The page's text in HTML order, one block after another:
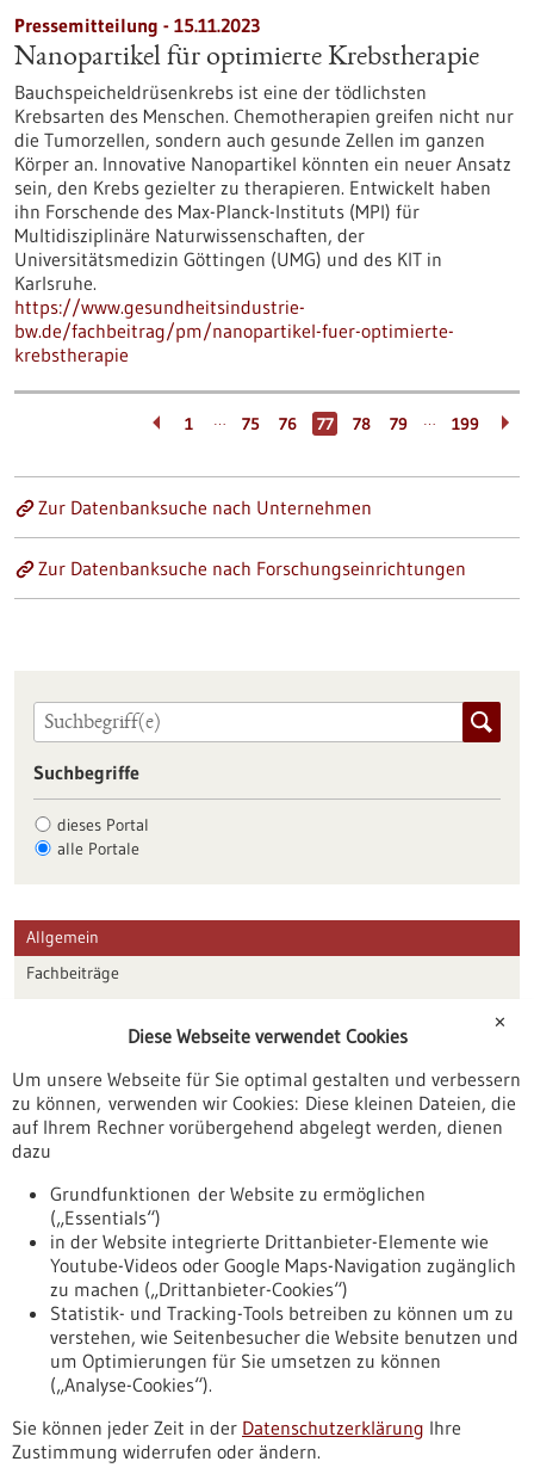
Pressemitteilung - 15.11.2023
Nanopartikel für optimierte Krebstherapie
Bauchspeicheldrüsenkrebs ist eine der tödlichsten
Krebsarten des Menschen. Chemotherapien greifen nicht nur
die Tumorzellen, sondern auch gesunde Zellen im ganzen
Körper an. Innovative Nanopartikel könnten ein neuer Ansatz
sein, den Krebs gezielter zu therapieren. Entwickelt haben
ihn Forschende des Max-Planck-Instituts (MPI) für
Multidisziplinäre Naturwissenschaften, der
Universitätsmedizin Göttingen (UMG) und des KIT in
Karlsruhe.
https://www.gesundheitsindustrie-
bw.de/fachbeitrag/pm/nanopartikel-fuer-optimierte-
krebstherapie
1 … 75 76 77 78 79 … 199
Zur Datenbanksuche nach Unternehmen
Zur Datenbanksuche nach Forschungseinrichtungen
Suchbegriffe
dieses Portal
alle Portale
Allgemein
Fachbeiträge
Veranstaltungen
Erscheinungsdatum
Nach oben
Informiert bleiben
✕
Diese Webseite verwendet Cookies
Um unsere Webseite für Sie optimal gestalten und verbessern
zu können, verwenden wir Cookies: Diese kleinen Dateien, die
auf Ihrem Rechner vorübergehend abgelegt werden, dienen
dazu
Grundfunktionen der Website zu ermöglichen
(„Essentials“)
in der Website integrierte Drittanbieter-Elemente wie
Youtube-Videos oder Google Maps-Navigation zugänglich
zu machen („Drittanbieter-Cookies“)
Statistik- und Tracking-Tools betreiben zu können um zu
verstehen, wie Seitenbesucher die Website benutzen und
um Optimierungen für Sie umsetzen zu können
(„Analyse-Cookies“).
Sie können jeder Zeit in der Datenschutzerklärung Ihre
Zustimmung widerrufen oder ändern.